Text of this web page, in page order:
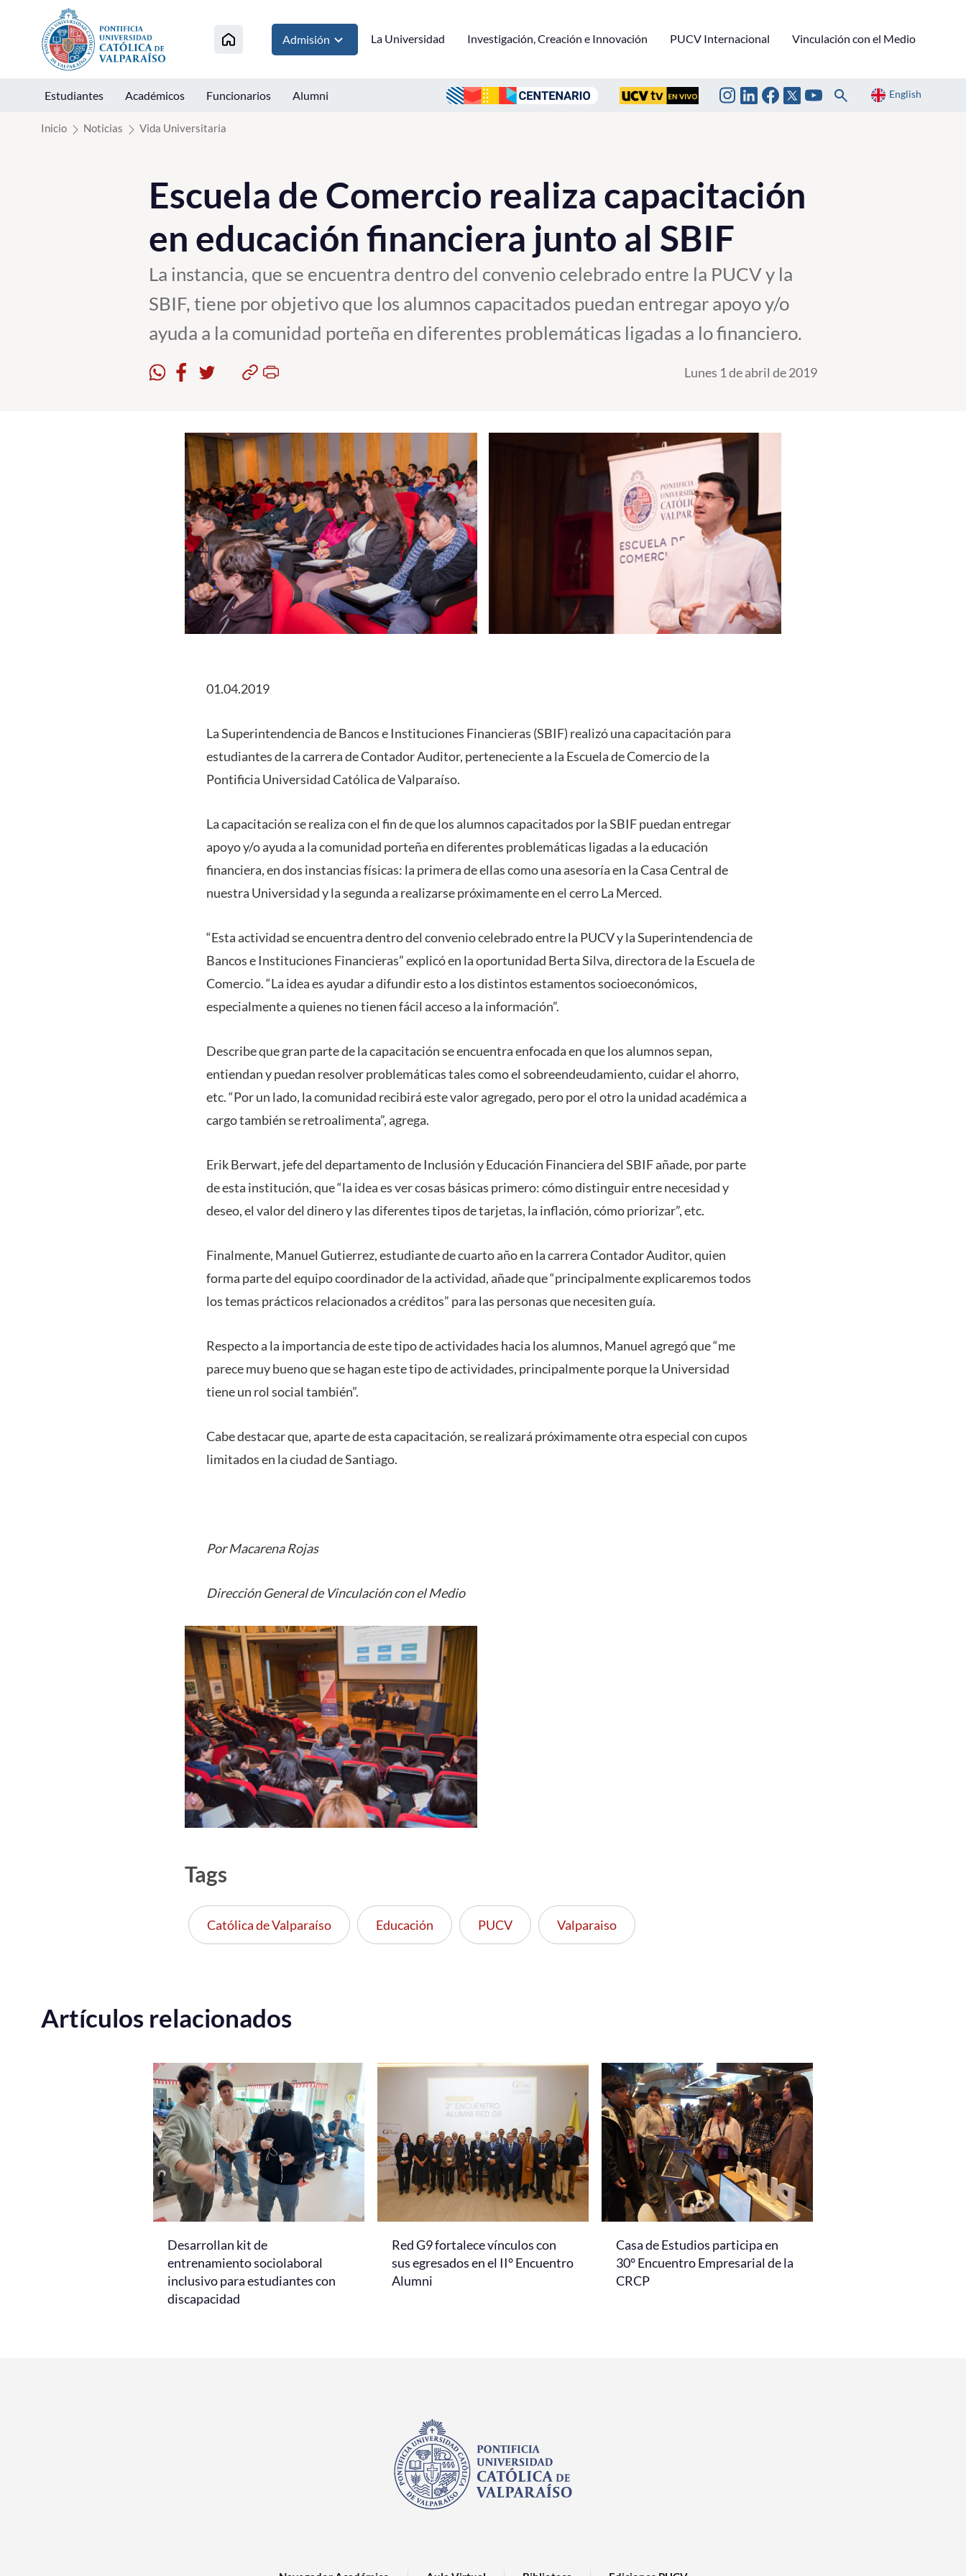
Click acá para ir directamente al contenido
Admisión La Universidad Investigación, Creación e Innovación PUCV Internacional Vinculación con el Medio
Estudiantes Académicos Funcionarios Alumni English
Inicio Noticias Vida Universitaria
Escuela de Comercio realiza capacitación
en educación financiera junto al SBIF
La instancia, que se encuentra dentro del convenio celebrado entre la PUCV y la
SBIF, tiene por objetivo que los alumnos capacitados puedan entregar apoyo y/o
ayuda a la comunidad porteña en diferentes problemáticas ligadas a lo financiero.
Lunes 1 de abril de 2019
01.04.2019
La Superintendencia de Bancos e Instituciones Financieras (SBIF) realizó una capacitación para
estudiantes de la carrera de Contador Auditor, perteneciente a la Escuela de Comercio de la
Pontificia Universidad Católica de Valparaíso.
La capacitación se realiza con el fin de que los alumnos capacitados por la SBIF puedan entregar
apoyo y/o ayuda a la comunidad porteña en diferentes problemáticas ligadas a la educación
financiera, en dos instancias físicas: la primera de ellas como una asesoría en la Casa Central de
nuestra Universidad y la segunda a realizarse próximamente en el cerro La Merced.
“Esta actividad se encuentra dentro del convenio celebrado entre la PUCV y la Superintendencia de
Bancos e Instituciones Financieras” explicó en la oportunidad Berta Silva, directora de la Escuela de
Comercio. “La idea es ayudar a difundir esto a los distintos estamentos socioeconómicos,
especialmente a quienes no tienen fácil acceso a la información”.
Describe que gran parte de la capacitación se encuentra enfocada en que los alumnos sepan,
entiendan y puedan resolver problemáticas tales como el sobreendeudamiento, cuidar el ahorro,
etc. “Por un lado, la comunidad recibirá este valor agregado, pero por el otro la unidad académica a
cargo también se retroalimenta”, agrega.
Erik Berwart, jefe del departamento de Inclusión y Educación Financiera del SBIF añade, por parte
de esta institución, que “la idea es ver cosas básicas primero: cómo distinguir entre necesidad y
deseo, el valor del dinero y las diferentes tipos de tarjetas, la inflación, cómo priorizar”, etc.
Finalmente, Manuel Gutierrez, estudiante de cuarto año en la carrera Contador Auditor, quien
forma parte del equipo coordinador de la actividad, añade que “principalmente explicaremos todos
los temas prácticos relacionados a créditos” para las personas que necesiten guía.
Respecto a la importancia de este tipo de actividades hacia los alumnos, Manuel agregó que “me
parece muy bueno que se hagan este tipo de actividades, principalmente porque la Universidad
tiene un rol social también”.
Cabe destacar que, aparte de esta capacitación, se realizará próximamente otra especial con cupos
limitados en la ciudad de Santiago.
Por Macarena Rojas
Dirección General de Vinculación con el Medio
Tags
Católica de Valparaíso Educación PUCV Valparaiso
Artículos relacionados
Desarrollan kit de
entrenamiento sociolaboral
inclusivo para estudiantes con
discapacidad
Red G9 fortalece vínculos con
sus egresados en el II° Encuentro
Alumni
Casa de Estudios participa en
30° Encuentro Empresarial de la
CRCP